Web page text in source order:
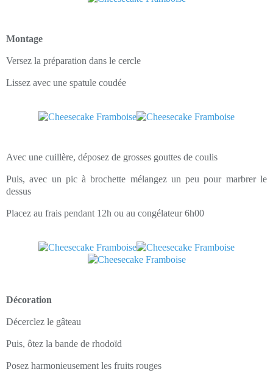
Montage
Versez la préparation dans le cercle
Lissez avec une spatule coudée
Avec une cuillère, déposez de grosses gouttes de coulis
Puis, avec un pic à brochette mélangez un peu pour marbrer le
dessus
Placez au frais pendant 12h ou au congélateur 6h00
Décoration
Décerclez le gâteau
Puis, ôtez la bande de rhodoïd
Posez harmonieusement les fruits rouges